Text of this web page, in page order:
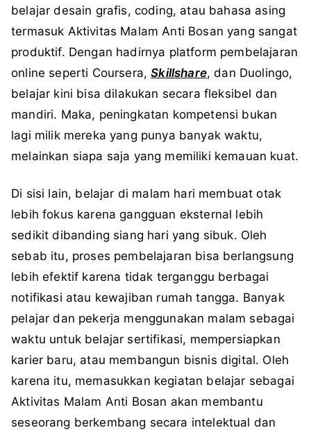
belajar desain grafis, coding, atau bahasa asing
termasuk Aktivitas Malam Anti Bosan yang sangat
produktif. Dengan hadirnya platform pembelajaran
online seperti Coursera,Skillshare, dan Duolingo,
belajar kini bisa dilakukan secara fleksibel dan
mandiri. Maka, peningkatan kompetensi bukan
lagi milik mereka yang punya banyak waktu,
melainkan siapa saja yang memiliki kemauan kuat.
Di sisi lain, belajar di malam hari membuat otak
lebih fokus karena gangguan eksternal lebih
sedikit dibanding siang hari yang sibuk. Oleh
sebab itu, proses pembelajaran bisa berlangsung
lebih efektif karena tidak terganggu berbagai
notifikasi atau kewajiban rumah tangga. Banyak
pelajar dan pekerja menggunakan malam sebagai
waktu untuk belajar sertifikasi, mempersiapkan
karier baru, atau membangun bisnis digital. Oleh
karena itu, memasukkan kegiatan belajar sebagai
Aktivitas Malam Anti Bosan akan membantu
seseorang berkembang secara intelektual dan